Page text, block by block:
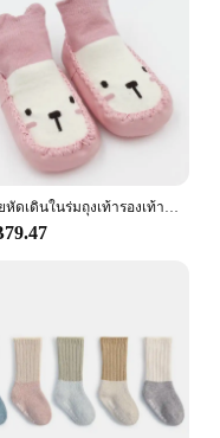
an economical
as a bulk purchase
functional; they
of colors and
to your
day at home,
socks are
The non-slip
making them
our Baby Terry
your baby's feet
เด็กวัยหัดเดินในร่มถุงเท้ารองเท้าทารกแรกเกิดถุงเท้าหนา Terry ผ้าฝ้ายเด็กผู้หญิงถุงเท้ายาง Soles ทารกสัตว์ตลกถุงเท้า